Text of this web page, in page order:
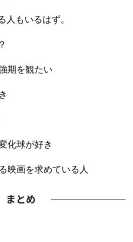
人もいるはず。
期を観たい
化球が好き
映画を求めている人
まとめ